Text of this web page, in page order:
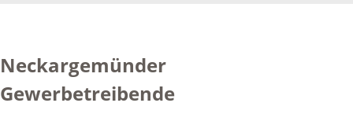
Neckargemünder
Gewerbetreibende